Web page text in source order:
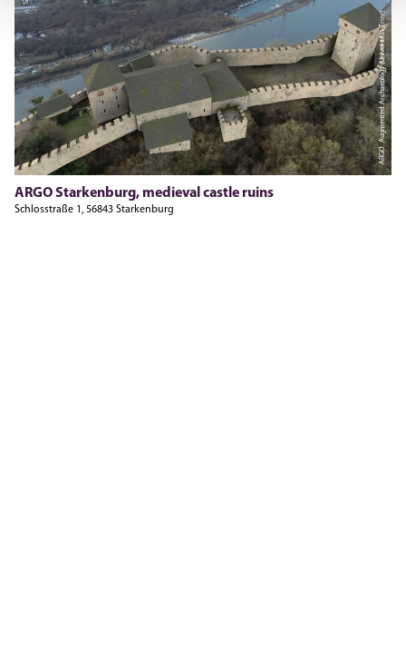
ARGO. Augmented Archaeology (Universität Trier)
ARGO Starkenburg, medieval castle ruins
Schlosstraße 1, 56843 Starkenburg